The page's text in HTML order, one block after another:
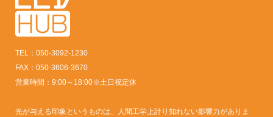
TEL：050-3092-1230
FAX：050-3606-3670
営業時間：9:00～18:00※土日祝定休
光が与える印象というものは、人間工学上計り知れない影響力がありま